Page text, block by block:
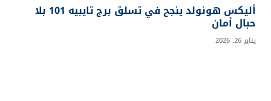
أليكس هونولد ينجح في تسلق برج تايبيه 101 بلا
حبال أمان
يناير 26, 2026